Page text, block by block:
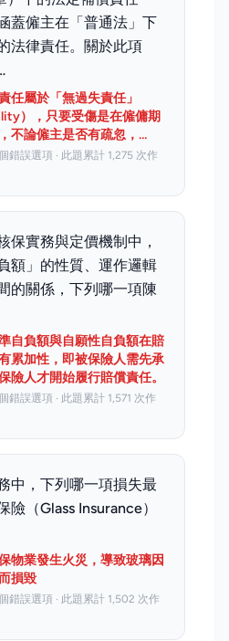
蓋僱主在「普通法」下
法律責任。關於此項
任屬於「無過失責任」
），只要受傷是在僱傭期
不論僱主是否有疏忽，…
錯誤選項 · 此題累計 1,275 次作
保實務與定價機制中，
額」的性質、運作邏輯
的關係，下列哪一項陳
自負額與自願性自負額在賠
累加性，即被保險人需先承
險人才開始履行賠償責任。
錯誤選項 · 此題累計 1,571 次作
中，下列哪一項損失最
險（Glass Insurance）
物業發生火災，導致玻璃因
損毀
錯誤選項 · 此題累計 1,502 次作